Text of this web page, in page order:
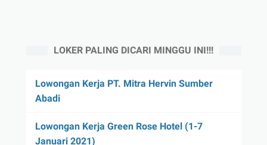
LOKER PALING DICARI MINGGU INI!!!
Lowongan Kerja PT. Mitra Hervin Sumber
Abadi
Lowongan Kerja Green Rose Hotel (1-7
Januari 2021)